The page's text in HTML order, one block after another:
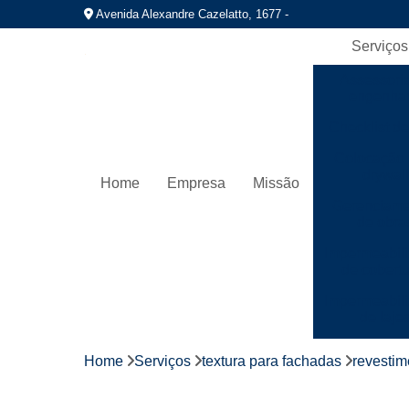
Avenida Alexandre Cazelatto, 1677 -
Home Empresa Missão
Serviços
Home Serviços textura para fachadas